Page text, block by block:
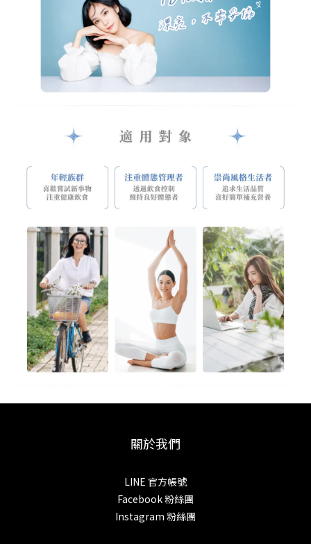
關於我們
LINE 官方帳號
Facebook 粉絲團
Instagram 粉絲團